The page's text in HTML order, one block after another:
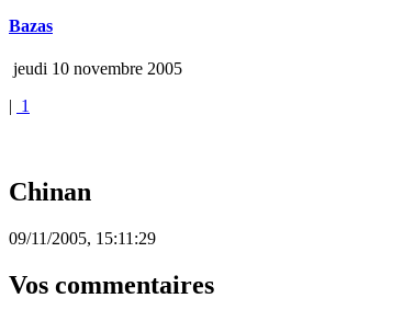
Bazas
jeudi 10 novembre 2005
| 1
Chinan
09/11/2005, 15:11:29
Vos commentaires